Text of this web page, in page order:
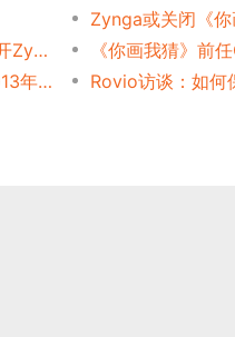
Zynga或关闭《
前Omgpop主管Wilson Kriegel离开Zynga
《你画我猜》前
Zynga二当家：移动游戏或成为2013年转机
Rovio访谈：如何